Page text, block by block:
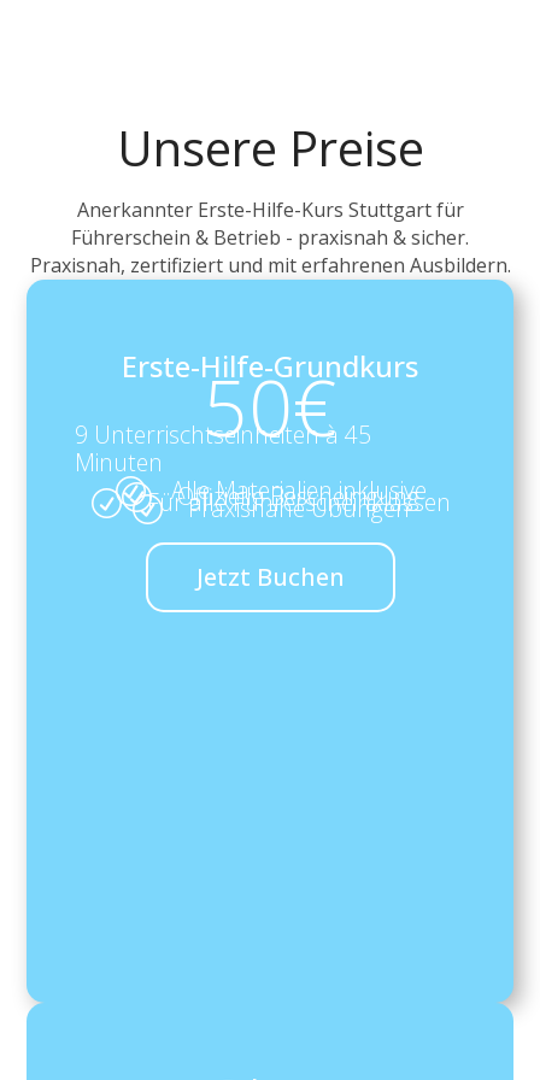
Unsere Preise
Anerkannter Erste-Hilfe-Kurs Stuttgart für
Führerschein & Betrieb - praxisnah & sicher.
Praxisnah, zertifiziert und mit erfahrenen Ausbildern.
Erste-Hilfe-Grundkurs
50€
9 Unterrischtseinheiten à 45
Minuten
R Alle Materialien inklusive
R Offizielle Bescheinigung
R Für alle Führerscheinklassen
R Praxisnahe Übungen
Jetzt Buchen